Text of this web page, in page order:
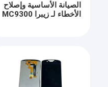
الصيانة الأساسية وإصلاح
الأخطاء لـ زيبرا MC9300